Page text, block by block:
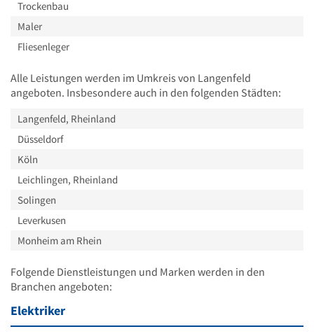
Trockenbau
Maler
Fliesenleger
Alle Leistungen werden im Umkreis von Langenfeld
angeboten. Insbesondere auch in den folgenden Städten:
Langenfeld, Rheinland
Düsseldorf
Köln
Leichlingen, Rheinland
Solingen
Leverkusen
Monheim am Rhein
Folgende Dienstleistungen und Marken werden in den
Branchen angeboten:
Elektriker